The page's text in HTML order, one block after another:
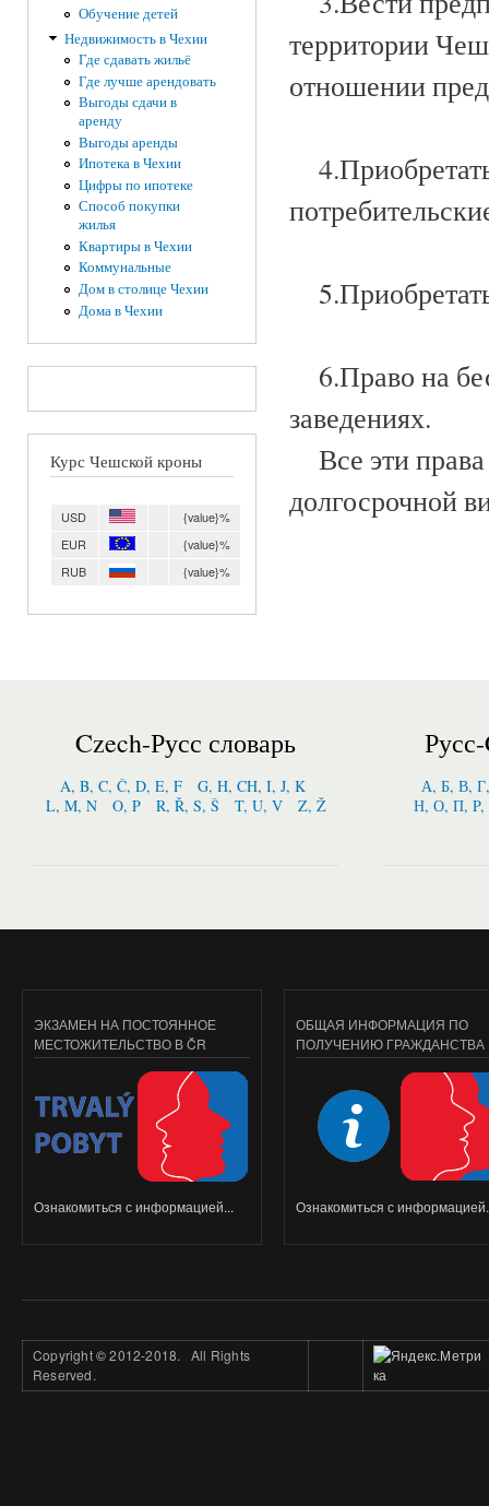
Обучение детей
Недвижимость в Чехии
Где сдавать жильё
Где лучше арендовать
Выгоды сдачи в
аренду
Выгоды аренды
Ипотека в Чехии
Цифры по ипотеке
Способ покупки
жилья
Квартиры в Чехии
Коммунальные
Дом в столице Чехии
Дома в Чехии
Курс Чешской кроны
USD
{value}%
EUR
{value}%
RUB
{value}%
территории
отношении
6.Право на
заведениях.
Все эти
долгосрочной
Czech-Русс словарь
A, B, C, Č, D, E, F
G, H, CH, I, J, K
L, M, N
O, P R, Ř, S, Š T, U, V Z, Ž
А, Б, В,
Н, О, П,
ЭКЗАМЕН НА ПОСТОЯННОЕ
МЕСТОЖИТЕЛЬСТВО В ČR
Ознакомиться с информацией...
ОБЩАЯ ИНФОРМАЦИЯ ПО
ПОЛУЧЕНИЮ ГРАЖДАНСТВА
Ознакомиться с
Copyright©2012-2018. All Rights
Reserved.